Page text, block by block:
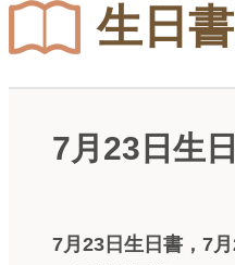
生日書
7月23日生
7月23日生日書，7